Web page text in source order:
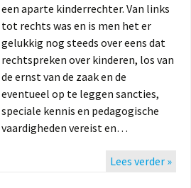
een aparte kinderrechter. Van links
tot rechts was en is men het er
gelukkig nog steeds over eens dat
rechtspreken over kinderen, los van
de ernst van de zaak en de
eventueel op te leggen sancties,
speciale kennis en pedagogische
vaardigheden vereist en…
Lees verder »